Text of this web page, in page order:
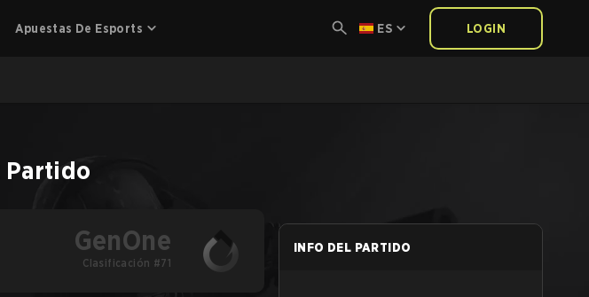
Apuestas De Esports ES LOGIN
Partido
GenOne
Clasificación #71
INFO DEL PARTIDO